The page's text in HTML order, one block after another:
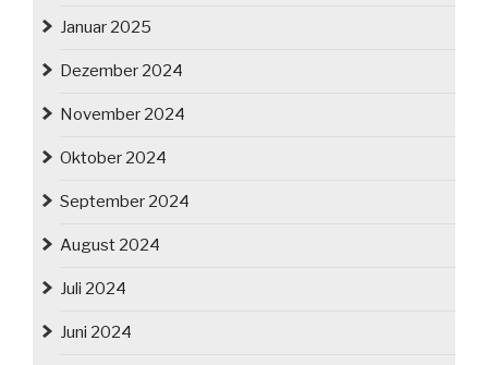
Januar 2025
Dezember 2024
November 2024
Oktober 2024
September 2024
August 2024
Juli 2024
Juni 2024